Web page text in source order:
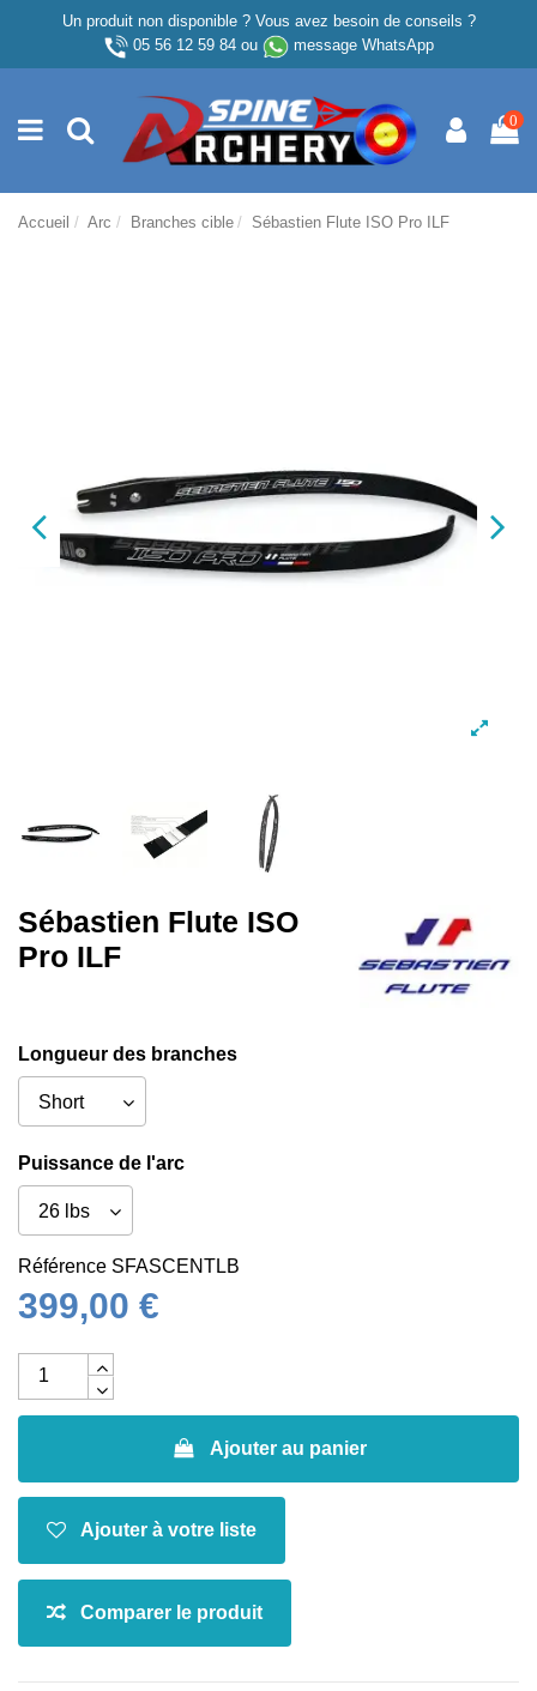
Un produit non disponible ? Vous avez besoin de conseils ?
05 56 12 59 84ou message WhatsApp
0
Accueil Arc Branches cible Sébastien Flute ISO Pro ILF
Sébastien Flute ISO
Pro ILF
Longueur des branches
Puissance de l'arc
Référence SFASCENTLB
399,00 €
Ajouter au panier